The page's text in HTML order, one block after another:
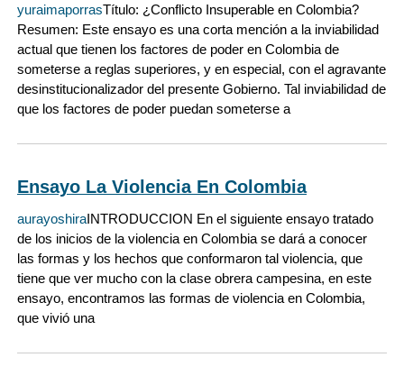
yuraimaporrasTítulo: ¿Conflicto Insuperable en Colombia?
Resumen: Este ensayo es una corta mención a la inviabilidad
actual que tienen los factores de poder en Colombia de
someterse a reglas superiores, y en especial, con el agravante
desinstitucionalizador del presente Gobierno. Tal inviabilidad de
que los factores de poder puedan someterse a
Ensayo La Violencia En Colombia
aurayoshiraINTRODUCCION En el siguiente ensayo tratado
de los inicios de la violencia en Colombia se dará a conocer
las formas y los hechos que conformaron tal violencia, que
tiene que ver mucho con la clase obrera campesina, en este
ensayo, encontramos las formas de violencia en Colombia,
que vivió una